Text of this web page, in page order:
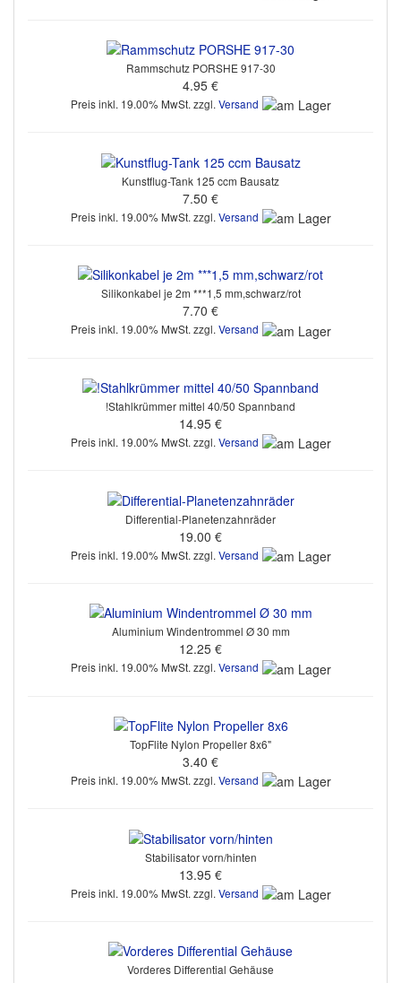
Rammschutz PORSHE 917-30
4.95 €
Preis inkl. 19.00% MwSt. zzgl. Versand
Kunstflug-Tank 125 ccm Bausatz
7.50 €
Preis inkl. 19.00% MwSt. zzgl. Versand
Silikonkabel je 2m ***1,5 mm,schwarz/rot
7.70 €
Preis inkl. 19.00% MwSt. zzgl. Versand
!Stahlkrümmer mittel 40/50 Spannband
14.95 €
Preis inkl. 19.00% MwSt. zzgl. Versand
Differential-Planetenzahnräder
19.00 €
Preis inkl. 19.00% MwSt. zzgl. Versand
Aluminium Windentrommel Ø 30 mm
12.25 €
Preis inkl. 19.00% MwSt. zzgl. Versand
TopFlite Nylon Propeller 8x6"
3.40 €
Preis inkl. 19.00% MwSt. zzgl. Versand
Stabilisator vorn/hinten
13.95 €
Preis inkl. 19.00% MwSt. zzgl. Versand
Vorderes Differential Gehäuse